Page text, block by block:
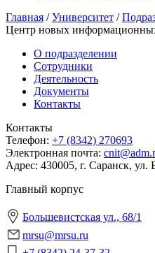
Главная /Университет /
Центр новых
О подразделении
Сотрудники
Деятельность
Документы
Контакты
Контакты
Телeфон: +7 (8342) 270693
Электронная почта:
Адрес: 430005, г. Саранск, ул.
Главный корпус
Большевистская ул., 68/1
mrsu@mrsu.ru